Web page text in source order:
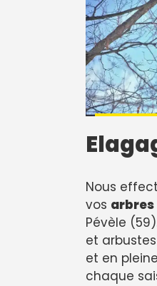
Nous
vos arbres
Pévèle
et
et en
chaque